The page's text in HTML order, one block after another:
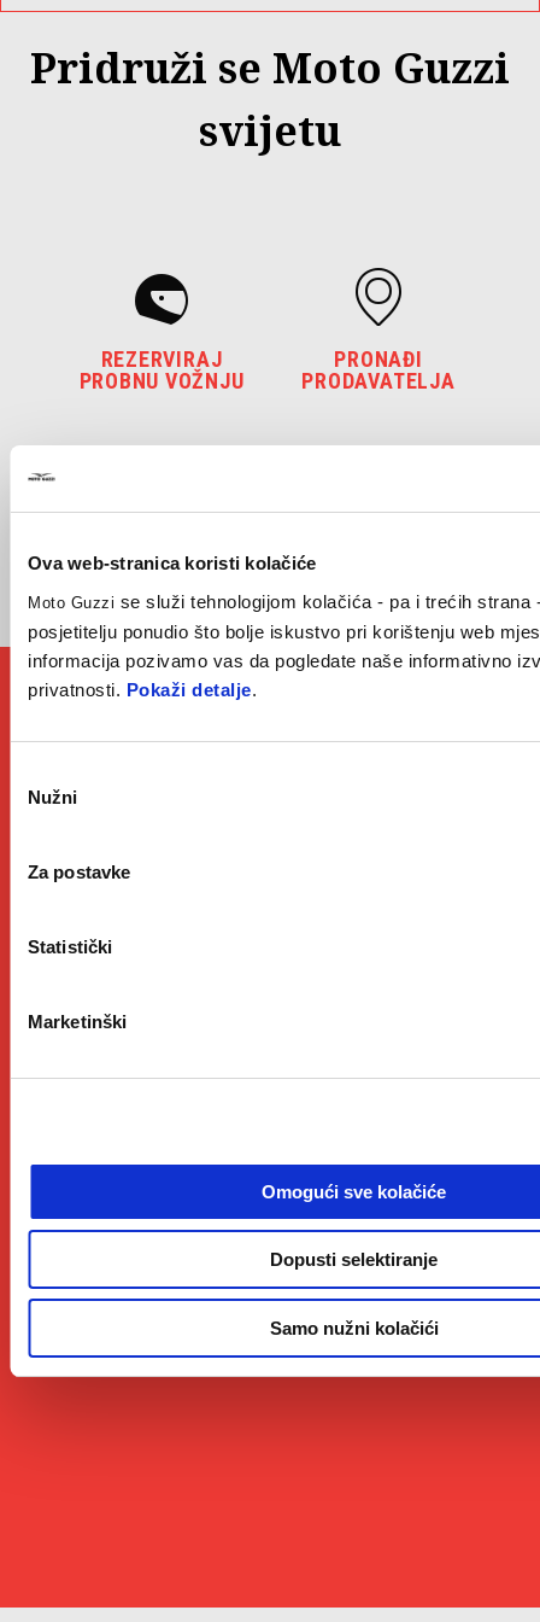
Ova web-stranica koristi kolačiće
Moto Guzzi se služi tehnologijom kolačića - pa i trećih strana
posjetitelju ponudio što bolje iskustvo pri korištenju web
informacija pozivamo vas da pogledate naše informativno
privatnosti. Pokaži detalje.
pristanka
Nužni
Za postavke
Statistički
Marketinški
Omogući sve kolačiće
Dopusti selektiranje
Samo nužni kolačići
Pridruži se Moto Guzzi
svijetu
REZERVIRAJ
PROBNU VOŽNJU
PRONAĐI
PRODAVATELJA
KONFIGURIRAJ
SVOJ MOTO GUZZI
REZERVIRAJ
TERMIN SASTANKA
Item
Item